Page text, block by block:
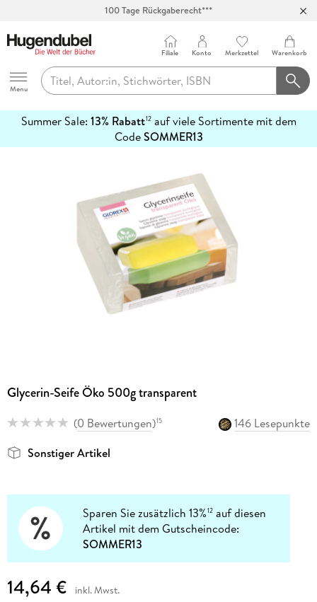
100 Tage Rückgaberecht***
Hugendubel
Menu
Filiale Konto Merkzettel Warenkorb
Summer Sale: 13% Rabatt12auf viele Sortimente mit dem
CodeSOMMER13
erfahren
Glycerin-Seife Öko 500g transparent
(0 Bewertungen)15
146 Lesepunkte
Sonstiger Artikel
Sparen Sie zusätzlich 13%12 auf diesen
Artikel mit dem Gutscheincode:
SOMMER13
14,64 € inkl. Mwst.